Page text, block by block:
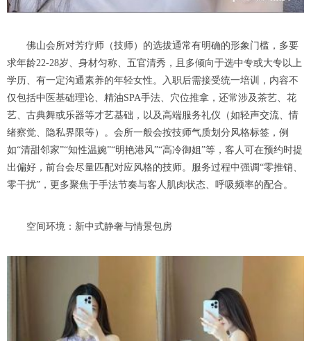
佛山会所对芳疗师（技师）的选拔通常有明确的形象门槛，多要
求年龄22-28岁、身材匀称、五官清秀，且多倾向于选中专或大专以上
学历、有一定沟通素养的年轻女性。入职后需接受统一培训，内容不
仅包括中医基础理论、精油SPA手法、穴位推拿，还常涉及茶艺、花
艺、古典舞或乐器等才艺基础，以及高端服务礼仪（如轻声交流、情
绪察觉、隐私界限等）。会所一般会按技师气质划分风格标签，例
如“清甜邻家”“知性温婉”“明艳港风”“高冷御姐”等，客人可在预约时提
出偏好，前台会尽量匹配对应风格的技师。服务过程中强调“零推销、
零干扰”，更多聚焦于手法节奏与客人肌肉状态、呼吸频率的配合。
空间环境：新中式静奢与情景包房